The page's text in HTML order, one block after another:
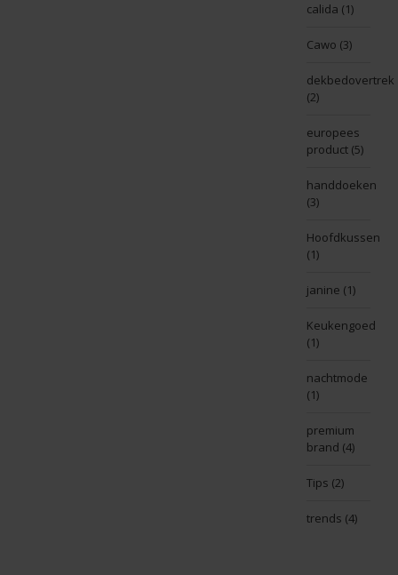
calida (1)
Cawo (3)
dekbedovertrek
(2)
europees
product (5)
handdoeken
(3)
Hoofdkussen
(1)
janine (1)
Keukengoed
(1)
nachtmode
(1)
premium
brand (4)
Tips (2)
trends (4)